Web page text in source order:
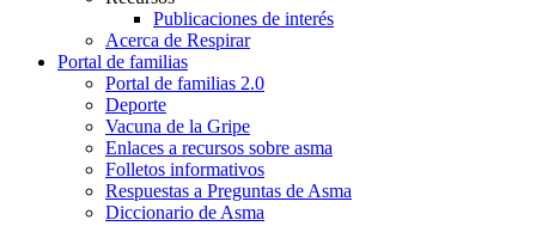
Publicaciones de interés
Acerca de Respirar
Portal de familias
Portal de familias 2.0
Deporte
Vacuna de la Gripe
Enlaces a recursos sobre asma
Folletos informativos
Respuestas a Preguntas de Asma
Diccionario de Asma